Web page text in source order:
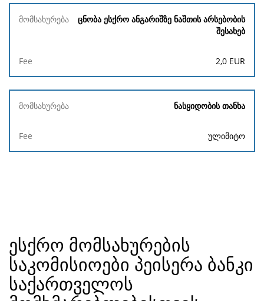
ცნობა ესქრო ანგარიშზე ნაშთის არსებობის
შესახებ
2,0 EUR
ნასყიდობის თანხა
ულიმიტო
ესქრო მომსახურების
საკომისიოები პეისერა ბანკი
საქართველოს